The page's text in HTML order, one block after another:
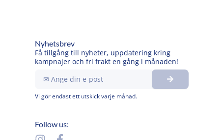
Nyhetsbrev
Få tillgång till nyheter, uppdatering kring
kampnajer och fri frakt en gång i månaden!
din
e-
post
Submit
Vi gör endast ett utskick varje månad.
Follow us: